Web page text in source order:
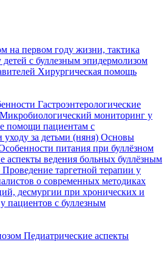
на первом году жизни, тактика
с буллезным эпидермолизом
Хирургическая помощь
Гастроэнтерологические
Микробиологический мониторинг у
помощи пациентам с
за детьми (няня) Основы
питания при буллёзном
аспекты ведения больных буллёзным
Проведение таргетной терапии у
о современных методиках
десмургии при хронических и
пациентов с буллезным
Педиатрические аспекты